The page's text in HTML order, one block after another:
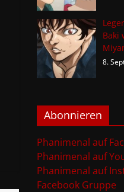
Baki
8.
Abonnieren
Phanimenal auf
Phanimenal auf
Phanimenal auf
Facebook Gruppe